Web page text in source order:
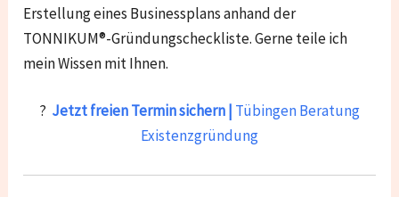
Erstellung eines Businessplans anhand der
TONNIKUM®-Gründungscheckliste. Gerne teile ich
mein Wissen mit Ihnen.
? Jetzt freien Termin sichern | Tübingen Beratung
Existenzgründung